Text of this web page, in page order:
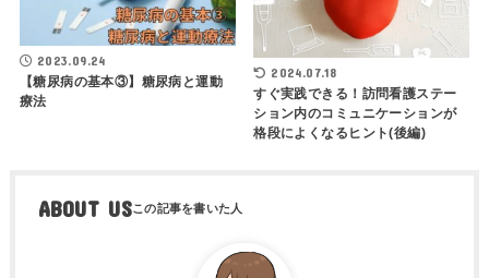
2023.09.24
【糖尿病の基本③】糖尿病と運動
療法
2024.07.18
すぐ実践できる！訪問看護ステー
ション内のコミュニケーションが
格段によくなるヒント(後編)
ABOUT US